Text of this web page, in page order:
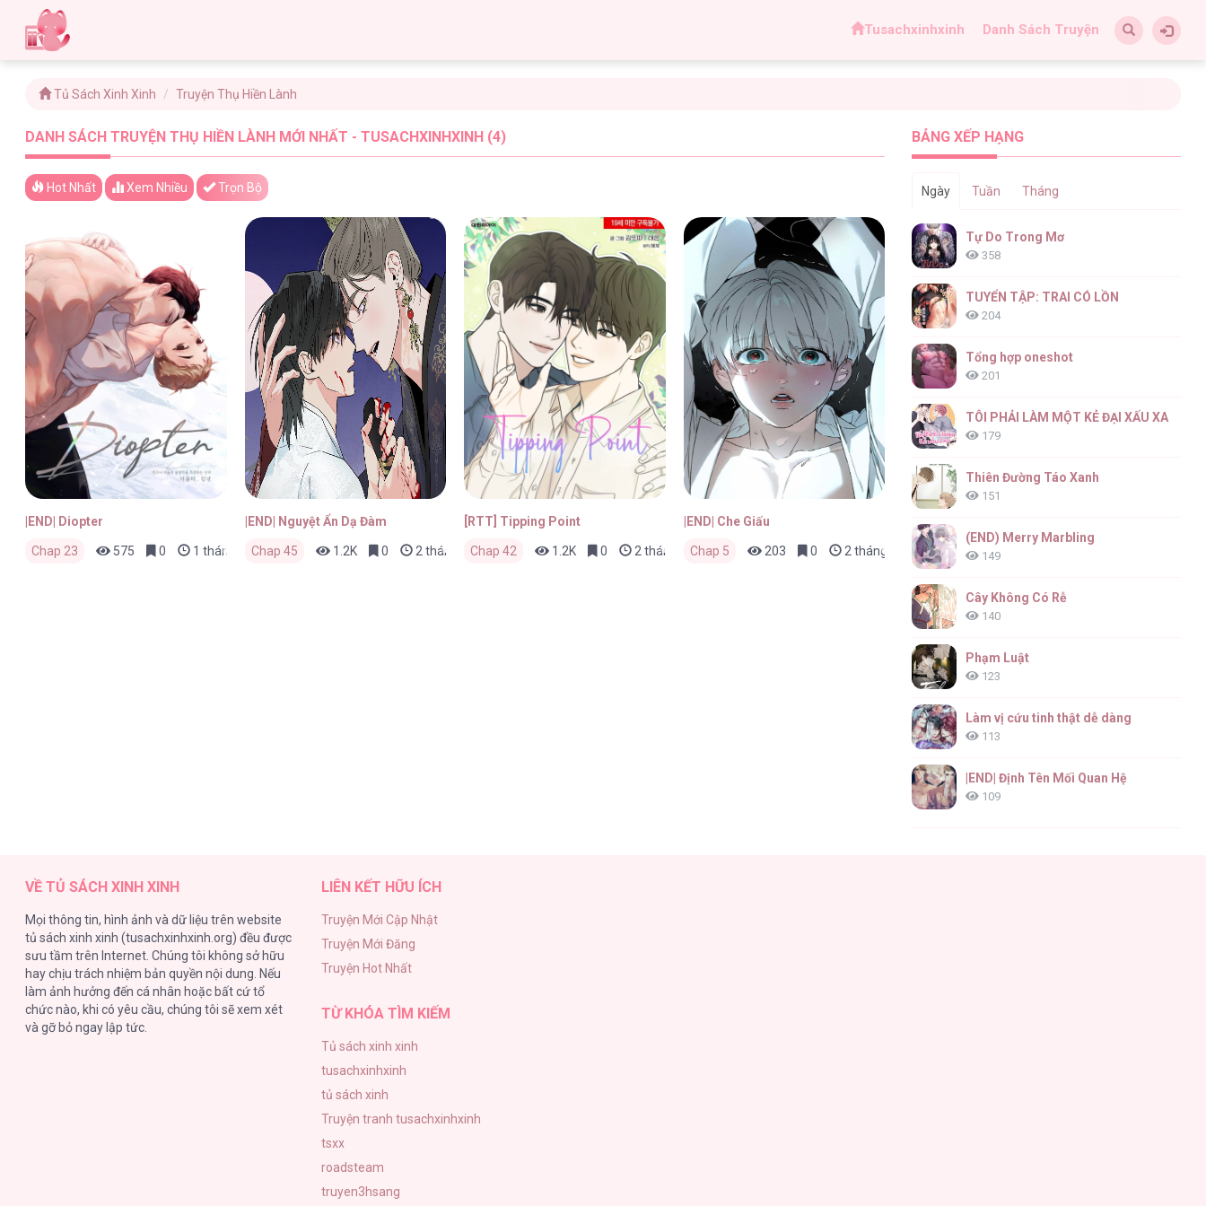
Tusachxinhxinh Danh Sách Truyện
Tủ Sách Xinh Xinh Truyện Thụ Hiền Lành
DANH SÁCH TRUYỆN THỤ HIỀN LÀNH MỚI NHẤT - TUSACHXINHXINH (4)
Hot Nhất Xem Nhiều Trọn Bộ
|END| Diopter
Chap 23 575 0 1 tháng trước
|END| Nguyệt Ẩn Dạ Đàm
Chap 45 1.2K 0 2 tháng trước
[RTT] Tipping Point
Chap 42 1.2K 0 2 tháng trước
|END| Che Giấu
Chap 5 203 0 2 tháng trước
BẢNG XẾP HẠNG
Ngày Tuần Tháng
Tự Do Trong Mơ
358
TUYỂN TẬP: TRAI CÓ LỒN
204
Tổng hợp oneshot
201
TÔI PHẢI LÀM MỘT KẺ ĐẠI XẤU XA
179
Thiên Đường Táo Xanh
151
(END) Merry Marbling
149
Cây Không Có Rễ
140
Phạm Luật
123
Làm vị cứu tinh thật dễ dàng
113
|END| Định Tên Mối Quan Hệ
109
VỀ TỦ SÁCH XINH XINH
Mọi thông tin, hình ảnh và dữ liệu trên website
tủ sách xinh xinh (tusachxinhxinh.org) đều được
sưu tầm trên Internet. Chúng tôi không sở hữu
hay chịu trách nhiệm bản quyền nội dung. Nếu
làm ảnh hưởng đến cá nhân hoặc bất cứ tổ
chức nào, khi có yêu cầu, chúng tôi sẽ xem xét
và gỡ bỏ ngay lập tức.
LIÊN KẾT HỮU ÍCH
Truyện Mới Cập Nhật
Truyện Mới Đăng
Truyện Hot Nhất
TỪ KHÓA TÌM KIẾM
Tủ sách xinh xinh
tusachxinhxinh
tủ sách xinh
Truyện tranh tusachxinhxinh
tsxx
roadsteam
truyen3hsang